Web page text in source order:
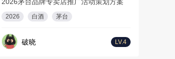
2026 白酒 茅台
破晓 LV.4